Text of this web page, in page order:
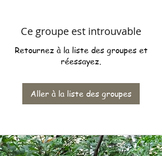
Ce groupe est introuvable
Retournez à la liste des groupes et
réessayez.
Aller à la liste des groupes